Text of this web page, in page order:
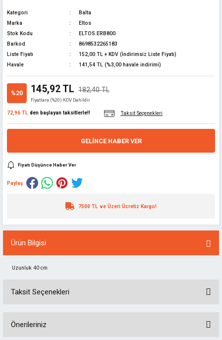
Kategori
Balta
Marka
Eltos
Stok Kodu
ELTOS.ERB800
Barkod
8698532265183
Liste Fiyatı
152,00 TL + KDV (İndirimsiz Liste Fiyatı)
Havale
141,54 TL (%3,00 havale indirimi)
%20 145,92 TL 182,40 TL
Fiyatlara (%20) KDV Dahildir
72,96 TL den başlayan taksitlerle!! Taksit Seçenekleri
GELINCE HABER VER
Fiyatı Düşünce Haber Ver
Paylaş
7500 TL ve Üzeri Ücretiz Kargo!
Ürün Bilgisi
Uzunluk 40 cm
Taksit Seçenekleri
Önerileriniz